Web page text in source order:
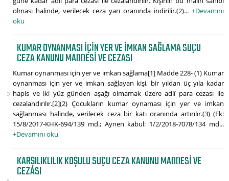
olması halinde, verilecek ceza yarı oranında indirilir.(2)... +Devamını
oku
KUMAR OYNANMASI IÇIN YER VE IMKAN SAĞLAMA SUÇU
CEZA KANUNU MADDESI VE CEZASI
Kumar oynanması için yer ve imkan sağlama[1] Madde 228- (1) Kumar
oynanması için yer ve imkan sağlayan kişi, bir yıldan üç yıla kadar
hapis ve iki yüz günden aşağı olmamak üzere adlî para cezası ile
cezalandırılır.[2](2) Çocukların kumar oynaması için yer ve imkan
sağlanması halinde, verilecek ceza bir katı oranında artırılır.(3) (Ek:
15/8/2017-KHK-694/139 md.; Aynen kabul: 1/2/2018-7078/134 md...
+Devamını oku
KARŞILIKLILIK KOŞULU SUÇU CEZA KANUNU MADDESI VE
CEZASI